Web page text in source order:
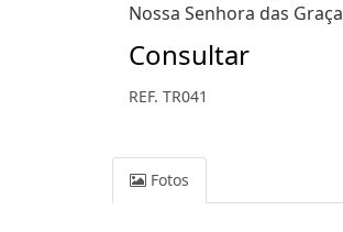
Nossa Senhora das
Consultar
REF. TR041
Fotos